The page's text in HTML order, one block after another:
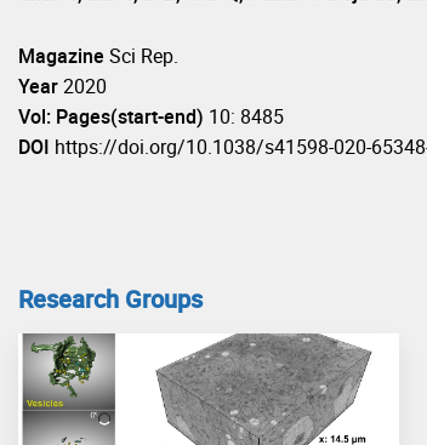
Magazine Sci Rep.
Year2020
Vol: Pages(start-end) 10: 8485
DOI https://doi.org/10.1038/s41598-020-
Research Groups